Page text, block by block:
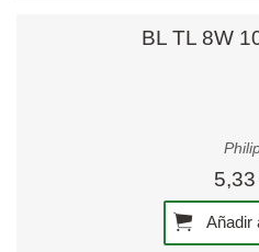
BL TL 8W
Añadir